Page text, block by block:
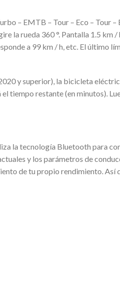
– EMTB – Tour – Eco – Tour
la rueda 360 °. Pantalla 1.5 km
a 99 km / h, etc. El último
y superior), la bicicleta
tiempo restante (en minutos).
la tecnología Bluetooth para
y los parámetros de
de tu propio rendimiento.